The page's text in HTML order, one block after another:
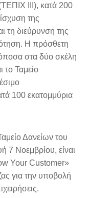
ΙΙΙ), κατά 200
της
τη διεύρυνση της
Η πρόσθετη
στα δύο σκέλη
το Ταμείο
100 εκατομμύρια
Δανείων του
7 Νοεμβρίου, είναι
Your Customer»
για την υποβολή